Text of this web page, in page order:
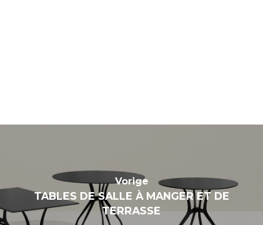
Vorige
TABLES DE SALLE À MANGER ET DE
TERRASSE